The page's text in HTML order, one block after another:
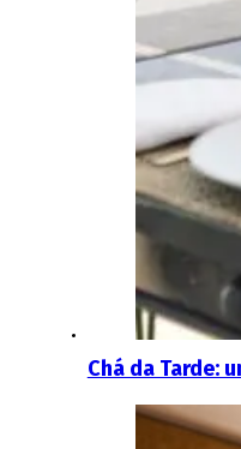
Chá da Tarde: